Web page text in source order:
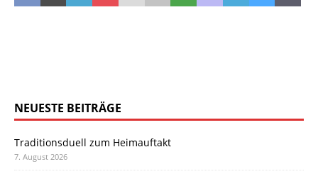
NEUESTE BEITRÄGE
Traditionsduell zum Heimauftakt
7. August 2026